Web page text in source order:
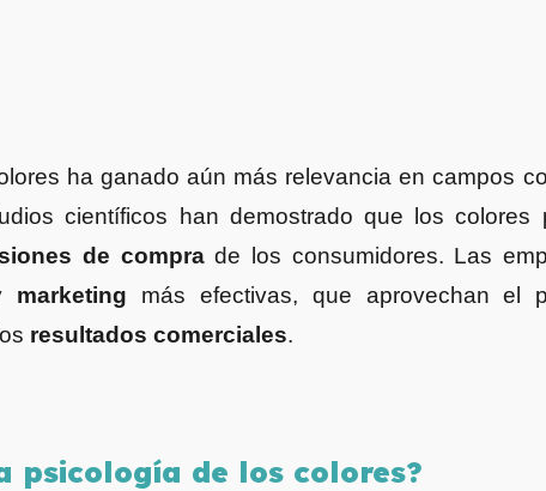
ha ganado aún más relevancia en campos
científicos han demostrado que los
de comprade los consumidores. Las
marketing más efectivas, que aprovechan
resultados comerciales.
psicología de los colores?